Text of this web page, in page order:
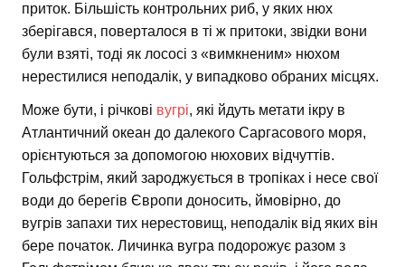
приток. Більшість контрольних риб, у яких нюх
зберігався, поверталося в ті ж притоки, звідки вони
були взяті, тоді як лососі з «вимкненим» нюхом
нерестилися неподалік, у випадково обраних місцях.
Може бути, і річкові вугрі, які йдуть метати ікру в
Атлантичний океан до далекого Саргасового моря,
орієнтуються за допомогою нюхових відчуттів.
Гольфстрім, який зароджується в тропіках і несе свої
води до берегів Європи доносить, ймовірно, до
вугрів запахи тих нерестовищ, неподалік від яких він
бере початок. Личинка вугра подорожує разом з